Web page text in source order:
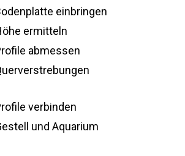
einbringen
ermitteln
abmessen
verbinden
und Aquarium